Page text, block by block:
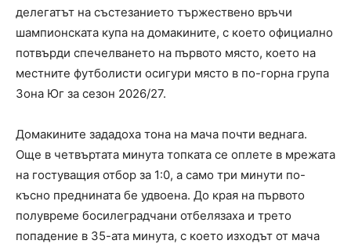
делегатът на състезанието тържествено връчи
шампионската купа на домакините, с което официално
потвърди спечелването на първото място, което на
местните футболисти осигури място в по-горна група
Зона Юг за сезон 2026/27.
Домакините зададоха тона на мача почти веднага.
Още в четвъртата минута топката се оплете в мрежата
на гостуващия отбор за 1:0, а само три минути по-
късно преднината бе удвоена. До края на първото
полувреме босилеградчани отбелязаха и трето
попадение в 35-ата минута, с което изходът от мача